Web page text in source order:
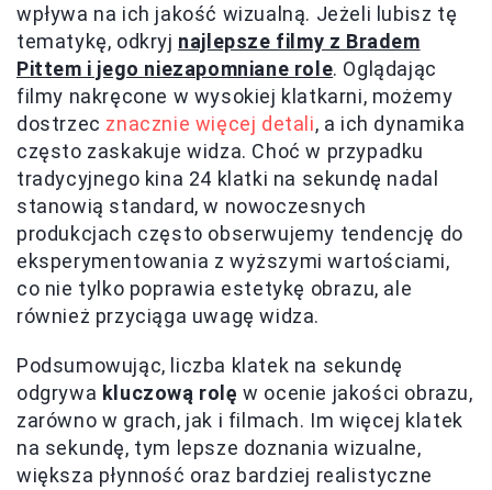
wpływa na ich jakość wizualną. Jeżeli lubisz tę
tematykę, odkryj najlepsze filmy z Bradem
Pittem i jego niezapomniane role. Oglądając
filmy nakręcone w wysokiej klatkarni, możemy
dostrzec znacznie więcej detali, a ich dynamika
często zaskakuje widza. Choć w przypadku
tradycyjnego kina 24 klatki na sekundę nadal
stanowią standard, w nowoczesnych
produkcjach często obserwujemy tendencję do
eksperymentowania z wyższymi wartościami,
co nie tylko poprawia estetykę obrazu, ale
również przyciąga uwagę widza.
Podsumowując, liczba klatek na sekundę
odgrywa kluczową rolę w ocenie jakości obrazu,
zarówno w grach, jak i filmach. Im więcej klatek
na sekundę, tym lepsze doznania wizualne,
większa płynność oraz bardziej realistyczne